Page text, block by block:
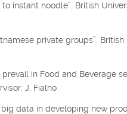
instant noodle”. British
private groups”. British
in Food and Beverage
J. Fialho
data in developing new